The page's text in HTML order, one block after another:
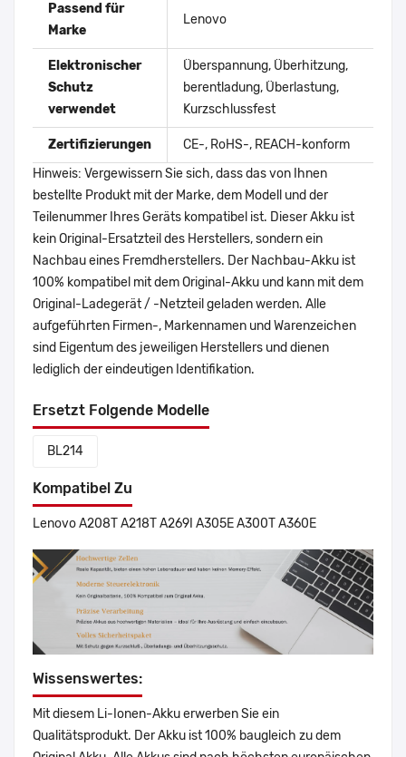
Passend für
Marke
Lenovo
Elektronischer
Schutz
verwendet
Überspannung, Überhitzung,
berentladung, Überlastung,
Kurzschlussfest
Zertifizierungen
CE-, RoHS-, REACH-konform
Hinweis: Vergewissern Sie sich, dass das von Ihnen
bestellte Produkt mit der Marke, dem Modell und der
Teilenummer Ihres Geräts kompatibel ist. Dieser Akku ist
kein Original-Ersatzteil des Herstellers, sondern ein
Nachbau eines Fremdherstellers. Der Nachbau-Akku ist
100% kompatibel mit dem Original-Akku und kann mit dem
Original-Ladegerät / -Netzteil geladen werden. Alle
aufgeführten Firmen-, Markennamen und Warenzeichen
sind Eigentum des jeweiligen Herstellers und dienen
lediglich der eindeutigen Identifikation.
Ersetzt Folgende Modelle
BL214
Kompatibel Zu
Lenovo A208T A218T A269I A305E A300T A360E
Wissenswertes:
Mit diesem Li-Ionen-Akku erwerben Sie ein
Qualitätsprodukt. Der Akku ist 100% baugleich zu dem